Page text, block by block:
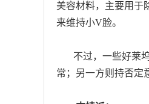
美容材料，主要用于
来维持小V脸。
不过，一些好莱坞
常；另一方则持否定